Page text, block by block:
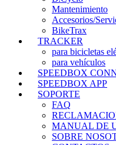
Mantenimiento
Accesorios/
BikeTrax
TRACKER
para bicicletas
para vehículos
SPEEDBOX
SPEEDBOX APP
SOPORTE
FAQ
MANUAL DE
SOBRE